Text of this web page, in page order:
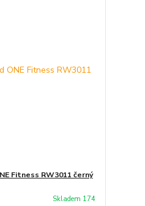
Fitness RW3011 černý
Skladem 174